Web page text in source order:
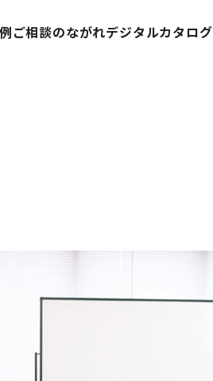
ご相談のながれデジタルカタログ